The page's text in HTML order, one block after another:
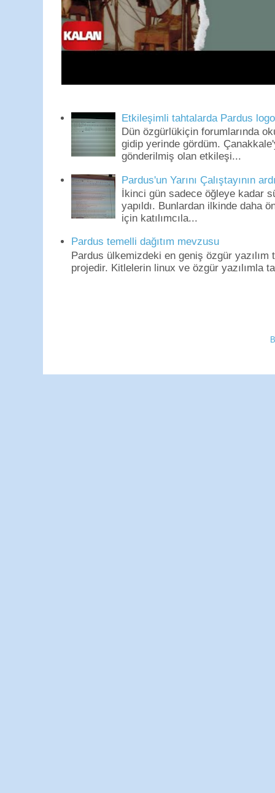
Etkileşimli tahtalarda Pardus
Dün özgürlükiçin forumlarında
gidip yerinde gördüm.
gönderilmiş olan etkileşi...
Pardus'un Yarını Çalıştayının
İkinci gün sadece öğleye kadar
yapıldı. Bunlardan ilkinde daha
için katılımcıla...
Pardus temelli dağıtım mevzusu
Pardus ülkemizdeki en geniş özgür
projedir. Kitlelerin linux ve özgür yazılımla